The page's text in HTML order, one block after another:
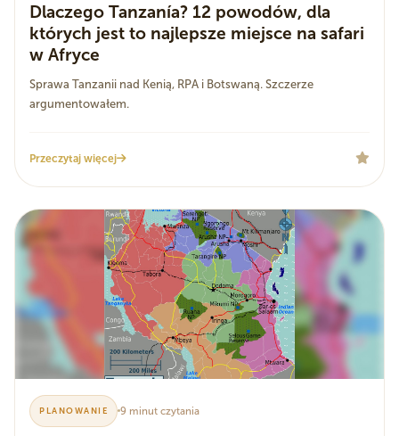
Dlaczego Tanzanía? 12 powodów, dla
których jest to najlepsze miejsce na safari
w Afryce
Sprawa Tanzanii nad Kenią, RPA i Botswaną. Szczerze
argumentowałem.
Przeczytaj więcej
PLANOWANIE 9 minut czytania